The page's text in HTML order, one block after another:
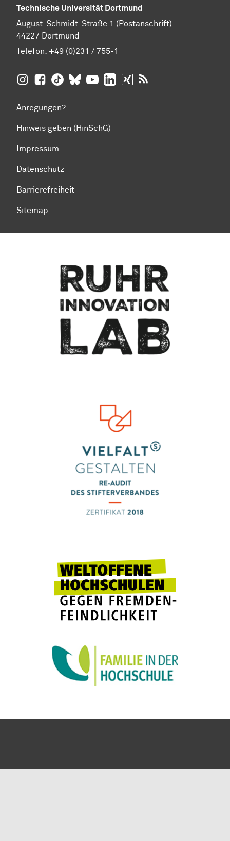
Technische Universität Dortmund
August-Schmidt-Straße 1 (Postanschrift)
44227 Dortmund
Telefon: +49 (0)231 / 755-1
TU Dortmund auf Insta­gram
TU Dortmund auf Facebook
TU Dortmund auf TikTok
TU Dortmund auf BlueSky
TU Dortmund auf YouTube
TU Dortmund auf LinkedIn
TU Dortmund auf XING
Anregungen?
Hinweis geben (HinSchG)
Impressum
Datenschutz
Barrierefreiheit
Sitemap